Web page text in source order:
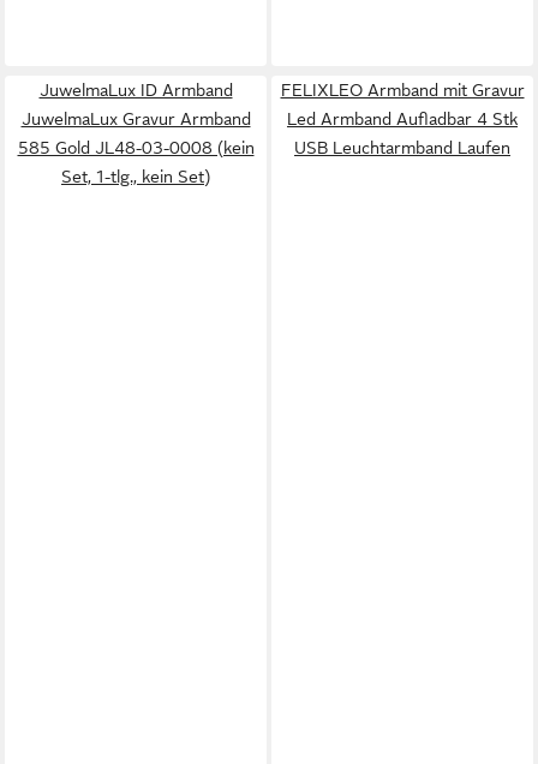
JuwelmaLux ID Armband
JuwelmaLux Gravur Armband
585 Gold JL48-03-0008 (kein
Set, 1-tlg., kein Set)
FELIXLEO Armband mit Gravur
Led Armband Aufladbar 4 Stk
USB Leuchtarmband Laufen